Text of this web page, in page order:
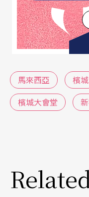
首府喬治市，建
各種大型活動，
上都在這裡舉行
所。
對於初來乍到的觀
的社會協調，乃至
馬來西亞 檳城
檳城大會堂